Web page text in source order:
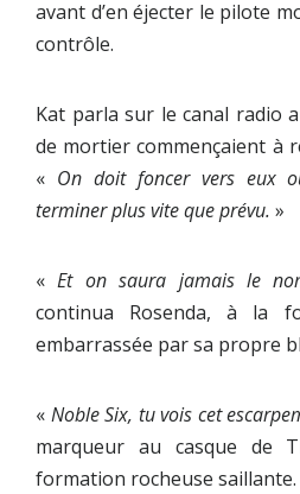
avant d’en éjecter le pilote
contrôle.
Kat parla sur le canal radio
de mortier commençaient à
« On doit foncer vers eux
terminer plus vite que prévu. »
«Et on saura jamais le
continua Rosenda, à la
embarrassée par sa propre
« Noble Six, tu vois cet
marqueur au casque de
formation rocheuse saillante.